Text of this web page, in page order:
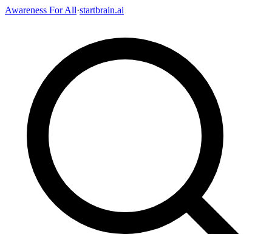
Awareness For All·startbrain.ai